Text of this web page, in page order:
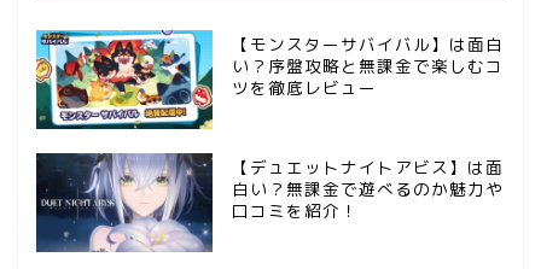
【モンスターサバイバル】は面白
い？序盤攻略と無課金で楽しむコ
ツを徹底レビュー
【デュエットナイトアビス】は面
白い？無課金で遊べるのか魅力や
口コミを紹介！